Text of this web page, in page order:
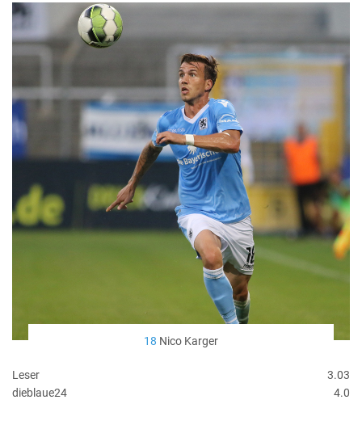
18 Nico Karger
Leser
3.03
dieblaue24
4.0